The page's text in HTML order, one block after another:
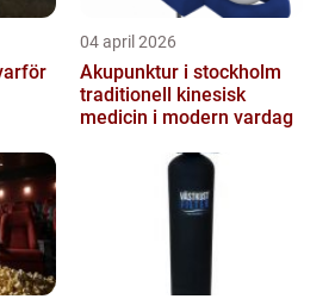
04 april 2026
Akupunktur i stockholm
traditionell kinesisk
medicin i modern vardag